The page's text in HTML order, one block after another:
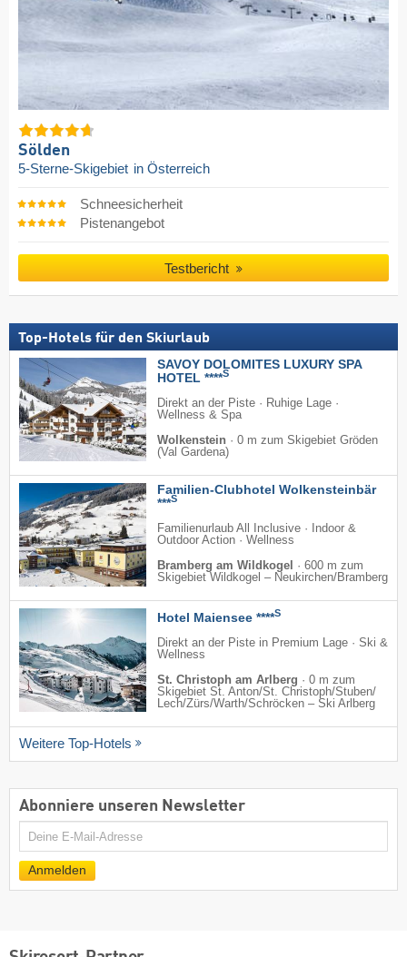
Sölden
5-Sterne-Skigebiet in Österreich
Schneesicherheit
Pistenangebot
Testbericht
Top-Hotels für den Skiurlaub
SAVOY DOLOMITES LUXURY SPA
HOTEL ****S
Direkt an der Piste · Ruhige Lage ·
Wellness & Spa
Wolkenstein · 0 m zum Skigebiet Gröden
(Val Gardena)
Familien-Clubhotel Wolkensteinbär
***S
Familienurlaub All Inclusive · Indoor &
Outdoor Action · Wellness
Bramberg am Wildkogel
· 600 m zum
Skigebiet Wildkogel – Neukirchen/​Bramberg
Hotel Maiensee ****S
Direkt an der Piste in Premium Lage · Ski &
Wellness
St. Christoph am Arlberg · 0 m zum
Skigebiet St. Anton/​St. Christoph/​Stuben/​
Lech/​Zürs/​Warth/​Schröcken – Ski Arlberg
Weitere Top-Hotels
Abonniere unseren Newsletter
E-
Anmelden